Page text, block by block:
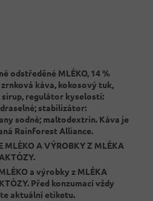
odstředěné MLÉKO, 14 %
káva, kokosový tuk,
sirup, regulátor kyselosti:
stabilizátor:
sodné; maltodextrin. Káva je
Rainforest Alliance.
MLÉKO A VÝROBKY Z MLÉKA
a výrobky z MLÉKA
Před konzumací vždy
aktuální etiketu.